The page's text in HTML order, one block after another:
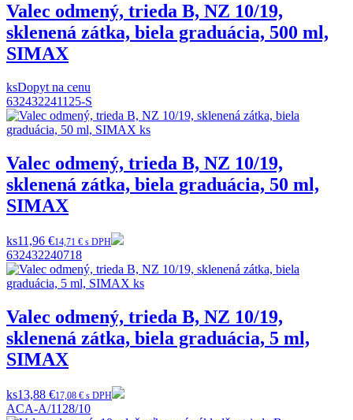
Valec odmený, trieda B, NZ 10/19,
sklenená zátka, biela graduácia, 500 ml,
SIMAX
ksDopyt na cenu
632432241125-S
Valec odmený, trieda B, NZ 10/19,
sklenená zátka, biela graduácia, 50 ml,
SIMAX
ks11,96 €14,71 € s DPH
632432240718
Valec odmený, trieda B, NZ 10/19,
sklenená zátka, biela graduácia, 5 ml,
SIMAX
ks13,88 €17,08 € s DPH
ACA-A/1128/10